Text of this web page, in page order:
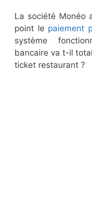
La société Monéo
point le paiement
système
bancaire va t-il
ticket restaurant ?